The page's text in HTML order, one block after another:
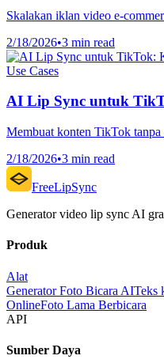
Skalakan iklan video e-
2/18/2026•3 min read
Use Cases
AI Lip Sync untuk
Membuat konten TikTok
2/18/2026•3 min read
FreeLipSync
Generator video lip sync AI
Produk
Alat
Generator Foto Bicara AITeks
OnlineFoto Lama Berbicara
API
Sumber Daya